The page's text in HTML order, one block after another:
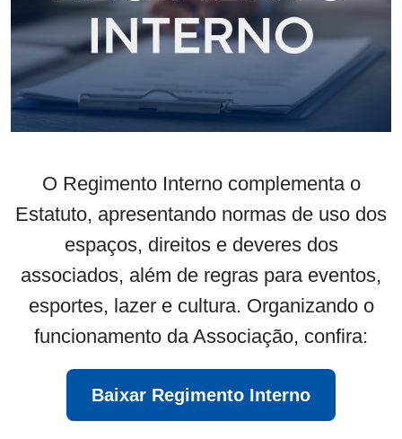
O Regimento Interno complementa o
Estatuto, apresentando normas de uso dos
espaços, direitos e deveres dos
associados, além de regras para eventos,
esportes, lazer e cultura. Organizando o
funcionamento da Associação, confira:
Baixar Regimento Interno